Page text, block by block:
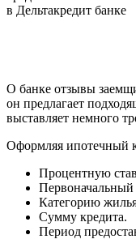
О банке отзывы
он предлагает
выставляет немного
Оформляя ипотечный
Процентную
Первоначальный
Категорию
Сумму кредита.
Период